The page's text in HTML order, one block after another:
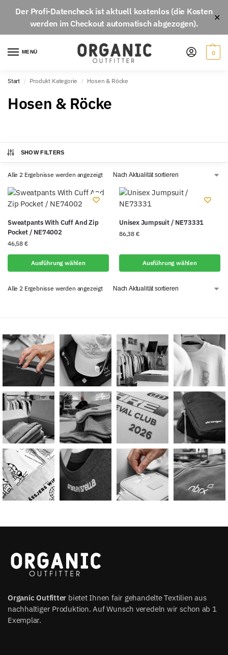
Der Profi-Datencheckist aktuell kostenlos(die Kosten
werden im Checkout automatisch abgezogen).
✕
MENÜ 0
Start / Produkt Kategorie / Hosen & Röcke
Hosen & Röcke
SHOW FILTERS
Alle 2 Ergebnisse werden angezeigt
Sweatpants With Cuff And Zip
Pocket / NE74002
46,58 €
Ausführung wählen
Unisex Jumpsuit / NE73331
86,38 €
Ausführung wählen
Alle 2 Ergebnisse werden angezeigt
Organic Outfitter bietet Ihnen fair gehandelte Textilien aus
nachhaltiger Produktion. Auf Wunsch veredeln wir schon ab 1
Exemplar.